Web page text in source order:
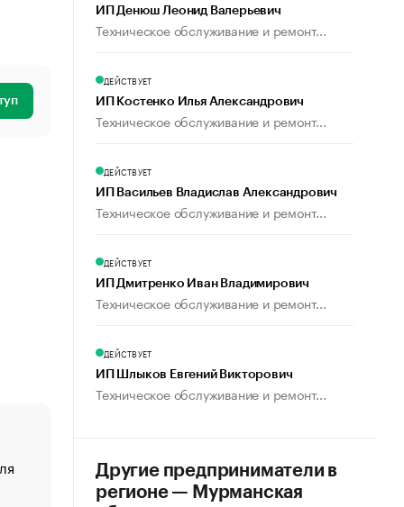
«От спорта тело стареет иначе». Как живет глава
создавшей GTA
ИП Денюш Леонид Валерьевич
Техническое обслуживание и ремонт...
ДЕЙСТВУЕТ
ИП Костенко Илья Александрович
Техническое обслуживание и ремонт...
ДЕЙСТВУЕТ
ИП Васильев Владислав Александрович
Техническое обслуживание и ремонт...
ДЕЙСТВУЕТ
ИП Дмитренко Иван Владимирович
Техническое обслуживание и ремонт...
ДЕЙСТВУЕТ
ИП Шлыков Евгений Викторович
Техническое обслуживание и ремонт...
Другие предприниматели в
регионе — Мурманская